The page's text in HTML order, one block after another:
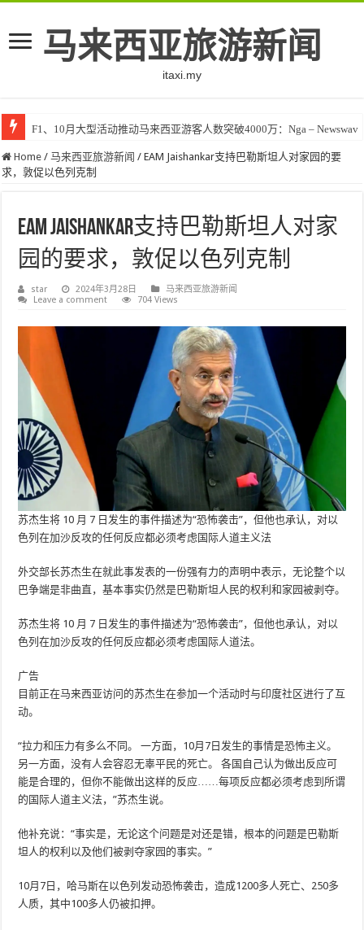
马来西亚旅游新闻
itaxi.my
F1、10月大型活动推动马来西亚游客人数突破4000万：Nga – Newswav
Home / 马来西亚旅游新闻 / EAM Jaishankar支持巴勒斯坦人对家园的要
求，敦促以色列克制
EAM Jaishankar支持巴勒斯坦人对家
园的要求，敦促以色列克制
star 2024年3月28日
马来西亚旅游新闻
Leave a comment
704 Views
苏杰生将 10 月 7 日发生的事件描述为“恐怖袭击”，但他也承认，对以
色列在加沙反攻的任何反应都必须考虑国际人道主义法
外交部长苏杰生在就此事发表的一份强有力的声明中表示，无论整个以
巴争端是非曲直，基本事实仍然是巴勒斯坦人民的权利和家园被剥夺。
苏杰生将 10 月 7 日发生的事件描述为“恐怖袭击”，但他也承认，对以
色列在加沙反攻的任何反应都必须考虑国际人道法。
广告
目前正在马来西亚访问的苏杰生在参加一个活动时与印度社区进行了互
动。
“拉力和压力有多么不同。 一方面，10月7日发生的事情是恐怖主义。
另一方面，没有人会容忍无辜平民的死亡。 各国自己认为做出反应可
能是合理的，但你不能做出这样的反应……每项反应都必须考虑到所谓
的国际人道主义法，”苏杰生说。
他补充说：“事实是，无论这个问题是对还是错，根本的问题是巴勒斯
坦人的权利以及他们被剥夺家园的事实。”
10月7日，哈马斯在以色列发动恐怖袭击，造成1200多人死亡、250多
人质，其中100多人仍被扣押。